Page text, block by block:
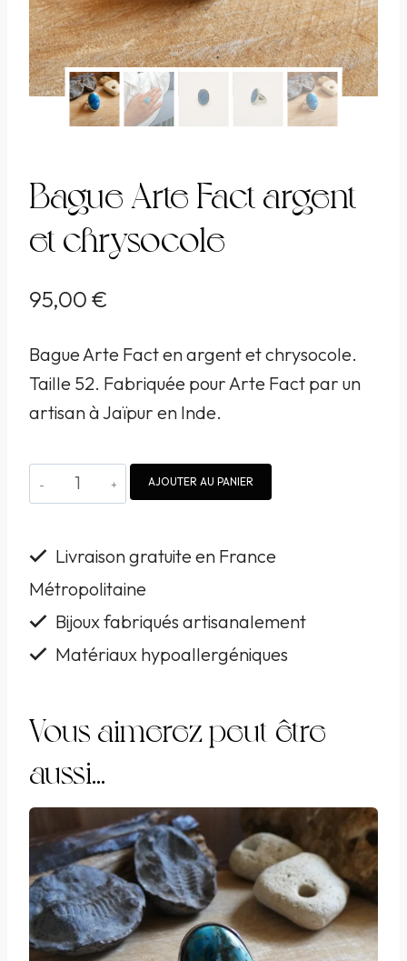
Bague Arte Fact argent
et chrysocole
95,00€
Bague Arte Fact en argent et chrysocole.
Taille 52. Fabriquée pour Arte Fact par un
artisan à Jaïpur en Inde.
quantité
de
Arte
Fact
argent
et
AJOUTER AU PANIER
Livraison gratuite en France
Métropolitaine
Bijoux fabriqués artisanalement
Matériaux hypoallergéniques
Vous aimerez peut-être
aussi…